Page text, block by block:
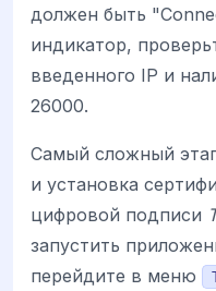
должен быть
индикатор,
введенного IP и
26000.
Самый сложный
и установка
цифровой подписи
запустить
перейдите в меню